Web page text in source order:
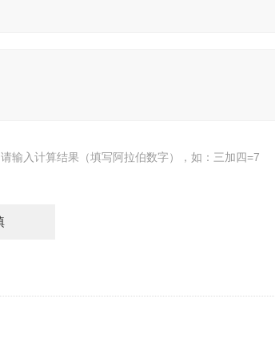
请输入计算结果（填写阿拉伯数字），如：三加四=7